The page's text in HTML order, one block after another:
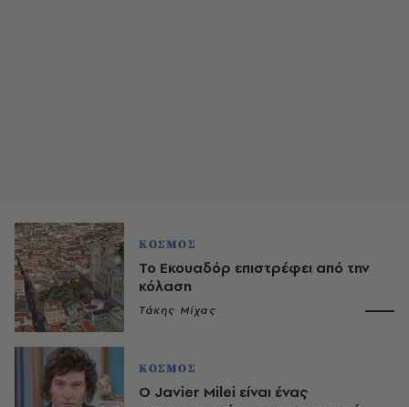
ΚΟΣΜΟΣ
Το Εκουαδόρ επιστρέφει από την
κόλαση
Τάκης Μίχας
ΚΟΣΜΟΣ
Ο Javier Milei είναι ένας